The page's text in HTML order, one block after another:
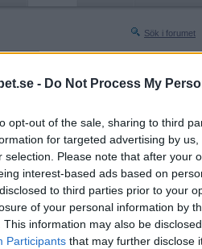
- Do Not Process My
opt-out of the sale, sharing to third
for targeted advertising by
selection. Please note that after your
interest-based ads based on
to third parties prior to your
of your personal information by
This information may also be
Participants that may further disclose
Sök i forumet
Nästa sida »
2017-02-26 09:12